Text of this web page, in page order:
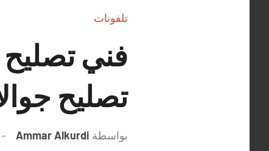
تلفونات
تصليح
بواسطة Ammar Alkurdi